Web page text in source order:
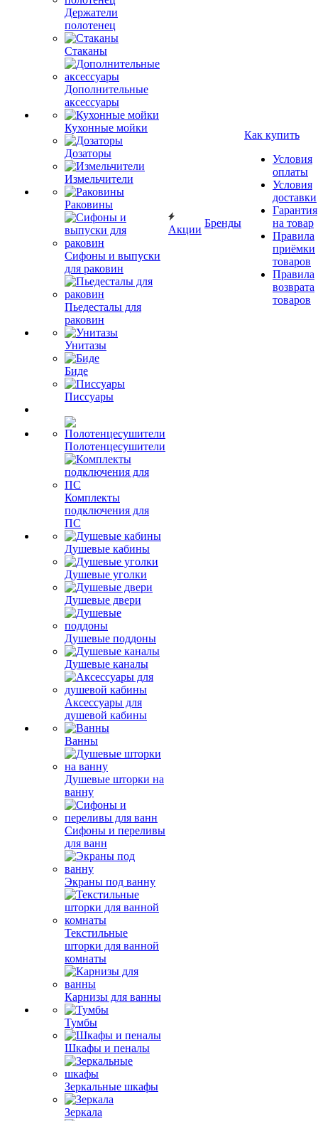
Держатели
полотенец
Стаканы
Дополнительные
аксессуары
Кухонные мойки
Дозаторы
Измельчители
Раковины
Сифоны и выпуски
для раковин
Пьедесталы для
раковин
Унитазы
Биде
Писсуары
Полотенцесушители
Комплекты
подключения для
ПС
Душевые кабины
Душевые уголки
Душевые двери
Душевые поддоны
Душевые каналы
Аксессуары для
душевой кабины
Ванны
Душевые шторки на
ванну
Сифоны и переливы
для ванн
Экраны под ванну
Текстильные
шторки для ванной
комнаты
Карнизы для ванны
Тумбы
Шкафы и пеналы
Зеркальные шкафы
Зеркала
Акции
Бренды
Как купить
Условия
оплаты
Условия
доставки
Гарантия
на товар
Правила
приёмки
товаров
Правила
возврата
товаров